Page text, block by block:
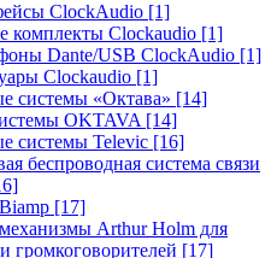
ClockAudio [1]
комплекты Clockaudio [1]
Dante/USB ClockAudio [1]
Clockaudio [1]
системы «Октава» [14]
OKTAVA [14]
системы Televic [16]
беспроводная система связи
[17]
Arthur Holm для
громкоговорителей [17]